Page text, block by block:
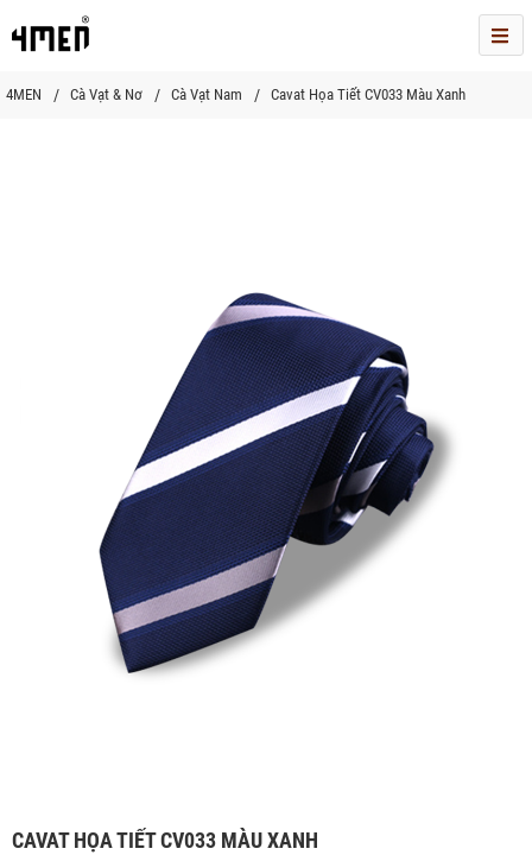
4MEN Cà Vạt & Nơ Cà Vạt Nam Cavat Họa Tiết CV033 Màu Xanh
CAVAT HỌA TIẾT CV033 MÀU XANH